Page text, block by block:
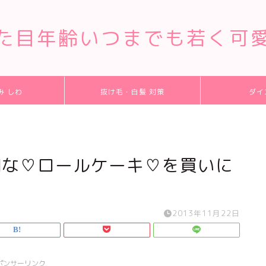
目年齢いつまでも若く可
しわ 抜け毛・白髪 対策 ダ
♡ロールケーキ♡を買いに
2013年11月22日
ンサーリンク